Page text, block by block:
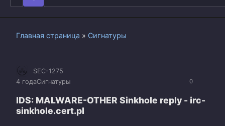
for:
Главная страница » Сигнатуры
0
SEC-1275
4 годаСигнатуры
IDS: MALWARE-OTHER Sinkhole reply - irc-
sinkhole.cert.pl